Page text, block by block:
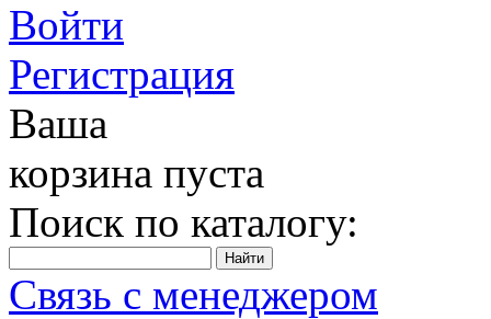
Войти
Регистрация
Ваша
корзина пуста
Поиск по каталогу:
Связь с менеджером